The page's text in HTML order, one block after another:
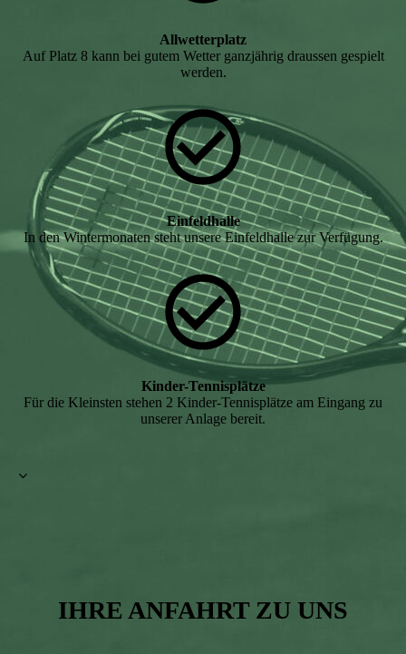
Allwetterplatz
Auf Platz 8 kann bei gutem Wetter ganzjährig draussen gespielt
werden.
Einfeldhalle
In den Wintermonaten steht unsere Einfeldhalle zur Verfügung.
Kinder-Tennisplätze
Für die Kleinsten stehen 2 Kinder-Tennisplätze am Eingang zu
unserer Anlage bereit.
IHRE ANFAHRT ZU UNS